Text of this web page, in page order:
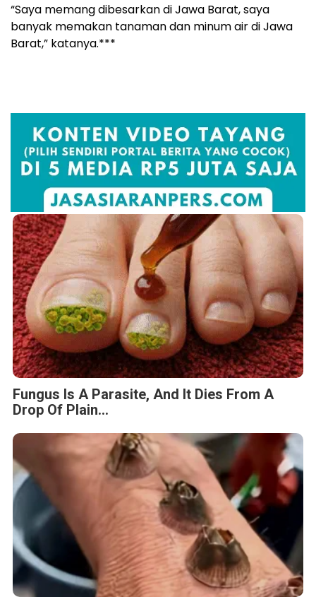
“Saya memang dibesarkan di Jawa Barat, saya
banyak memakan tanaman dan minum air di Jawa
Barat,” katanya.***
Fungus Is A Parasite, And It Dies From A
Drop Of Plain...